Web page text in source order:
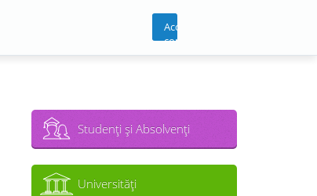
Acces
cont
Studenţi şi Absolvenţi
Universităţi